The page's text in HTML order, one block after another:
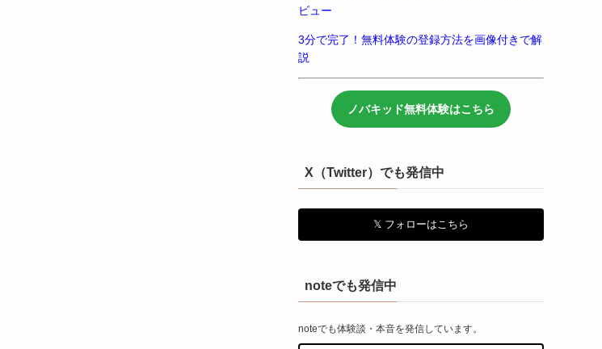
ビュー
3分で完了！無料体験の登録方法を画像付きで解
説
ノバキッド無料体験はこちら
X（Twitter）でも発信中
𝕏 フォローはこちら
noteでも発信中
noteでも体験談・本音を発信しています。